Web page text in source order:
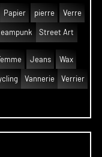
Papier pierre Verre
Street Art
Jeans Wax
Vannerie Verrier